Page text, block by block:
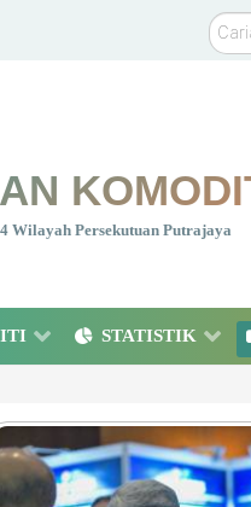
Wilayah Persekutuan Putrajaya
STATISTIK